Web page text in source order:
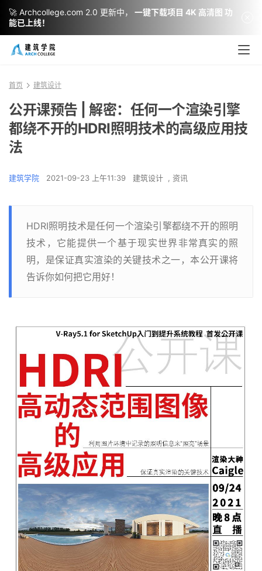
首页 建筑设计
公开课预告 | 解密：任何一个渲染引擎
都绕不开的HDRI照明技术的高级应用技
法
建筑学院 2021-09-23 上午11:39 建筑设计 , 资讯
HDRI照明技术是任何一个渲染引擎都绕不开的照明
技术，它能提供一个基于现实世界非常真实的照
明，是保证真实渲染的关键技术之一，本公开课将
告诉你如何把它用好！
🚀 Archcollege.com 2.0 更新中，
一键下载项目 4K 高清图 功
能已上线！